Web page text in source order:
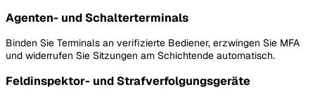
Agenten- und Schalterterminals
Binden Sie Terminals an verifizierte Bediener, erzwingen Sie MFA
und widerrufen Sie Sitzungen am Schichtende automatisch.
Feldinspektor- und Strafverfolgungsgeräte